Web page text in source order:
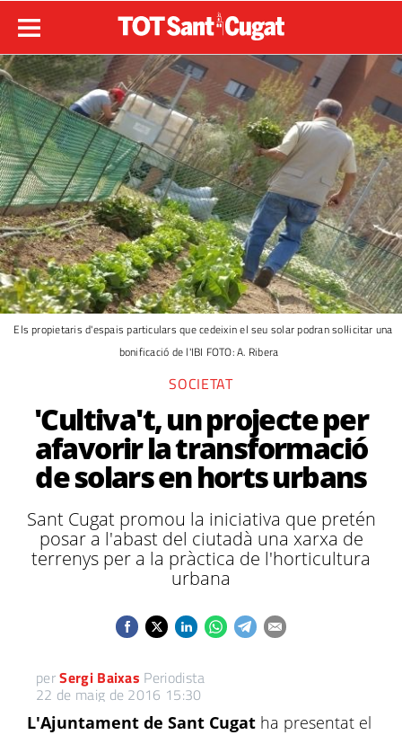
Els propietaris d'espais particulars que cedeixin el seu solar podran sol·licitar una
bonificació de l'IBI FOTO: A. Ribera
SOCIETAT
'Cultiva't, un projecte per
afavorir la transformació
de solars en horts urbans
Sant Cugat promou la iniciativa que pretén
posar a l'abast del ciutadà una xarxa de
terrenys per a la pràctica de l'horticultura
urbana
perSergi Baixas Periodista
22 de maig de 2016 15:30
L'Ajuntament de Sant Cugat ha presentat el